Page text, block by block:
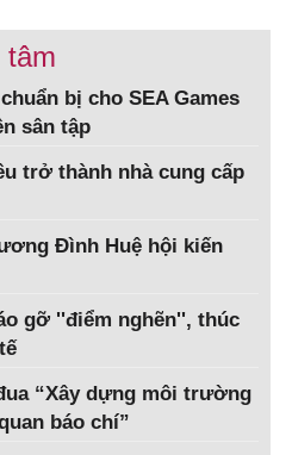
tâm
bị cho SEA Games
sân tập
trở thành nhà cung cấp
Đình Huệ hội kiến
gỡ ''điểm nghẽn'', thúc
“Xây dựng môi trường
báo chí”